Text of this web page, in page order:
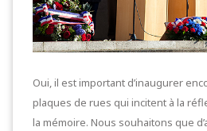
Oui, il est important d’inaugurer
plaques de rues qui incitent à la
la mémoire. Nous souhaitons que